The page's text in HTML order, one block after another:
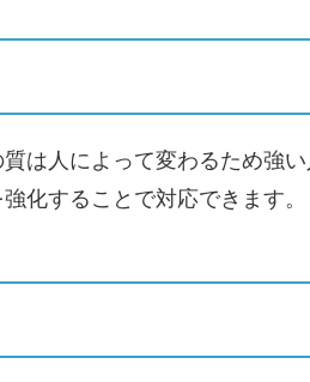
は人によって変わるため強
化することで対応できます。